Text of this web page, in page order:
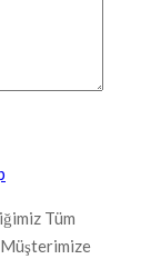
Tüm
Müşterimize